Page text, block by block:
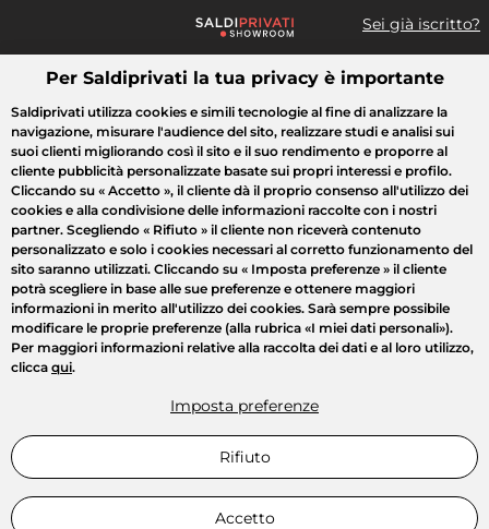
Sei già iscritto?
Cosa cerchi?
Tutte le vendite Moda Casa Bellezza Elettrodomestici
Per Saldiprivati la tua privacy è importante
Saldiprivati utilizza cookies e simili tecnologie al fine di analizzare la
navigazione, misurare l'audience del sito, realizzare studi e analisi sui
suoi clienti migliorando così il sito e il suo rendimento e proporre al
cliente pubblicità personalizzate basate sui propri interessi e profilo.
Cliccando su « Accetto », il cliente dà il proprio consenso all'utilizzo dei
cookies e alla condivisione delle informazioni raccolte con i nostri
partner. Scegliendo « Rifiuto » il cliente non riceverà contenuto
personalizzato e solo i cookies necessari al corretto funzionamento del
sito saranno utilizzati. Cliccando su « Imposta preferenze » il cliente
potrà scegliere in base alle sue preferenze e ottenere maggiori
informazioni in merito all'utilizzo dei cookies. Sarà sempre possibile
modificare le proprie preferenze (alla rubrica «I miei dati personali»).
Per maggiori informazioni relative alla raccolta dei dati e al loro utilizzo,
clicca qui.
Imposta preferenze
Rifiuto
Accetto